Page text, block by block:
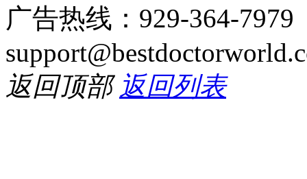
广告热线：929-364-
返回顶部 返回列表